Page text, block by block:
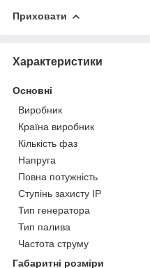
Приховати
Характеристики
Основні
Виробник
Країна виробник
Кількість фаз
Напруга
Повна потужність
Ступінь захисту IP
Тип генератора
Тип палива
Частота струму
Габаритні розміри